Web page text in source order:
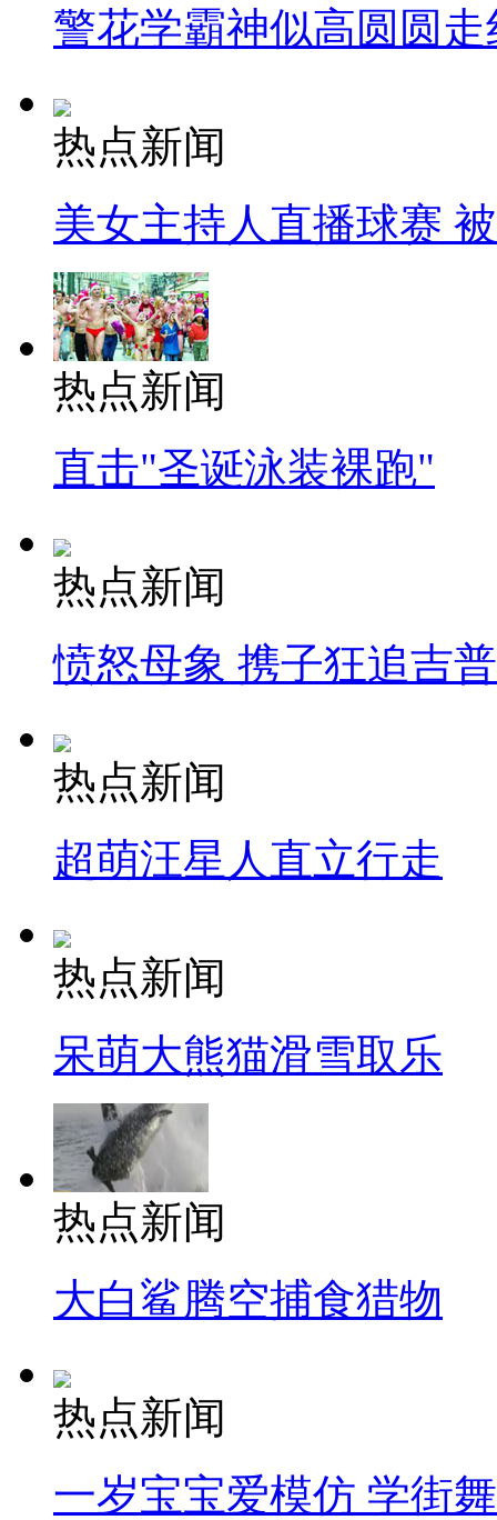
警花学霸神似高圆圆走
热点新闻
美女主持人直播球赛
热点新闻
直击"圣诞泳装裸跑"
热点新闻
愤怒母象 携子狂追吉
热点新闻
超萌汪星人直立行走
热点新闻
呆萌大熊猫滑雪取乐
热点新闻
大白鲨腾空捕食猎物
热点新闻
一岁宝宝爱模仿 学街